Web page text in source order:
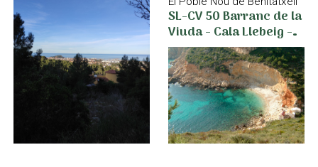
SL-CV 50 Barranc de la
Viuda - Cala Llebeig -
Cala Moraig